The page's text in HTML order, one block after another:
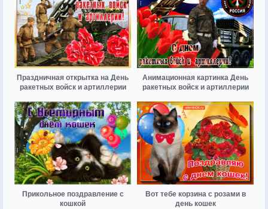
Праздничная открытка на День
ракетных войск и артиллерии
Анимационная картинка День
ракетных войск и артиллерии
Прикольное поздравление с
кошкой
Вот тебе корзина с розами в
день кошек